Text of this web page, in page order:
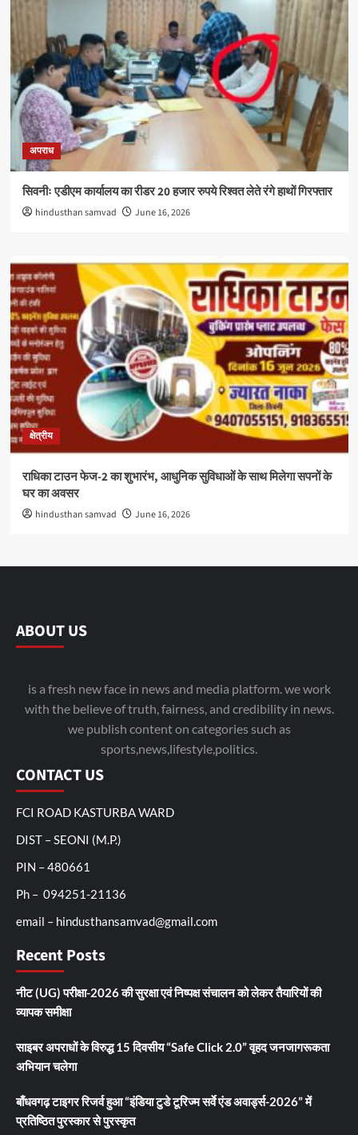
अपराध
सिवनीः एडीएम कार्यालय का रीडर 20 हजार रुपये रिश्वत लेते रंगे हाथों गिरफ्तार
hindusthan samvad June 16, 2026
क्षेत्रीय
राधिका टाउन फेज-2 का शुभारंभ, आधुनिक सुविधाओं के साथ मिलेगा सपनों के
घर का अवसर
hindusthan samvad June 16, 2026
ABOUT US
is a fresh new face in news and media platform. we work
with the believe of truth, fairness, and credibility in news.
we publish content on categories such as
sports,news,lifestyle,politics.
CONTACT US
FCI ROAD KASTURBA WARD
DIST – SEONI (M.P.)
PIN – 480661
Ph – 094251-21136
email – hindusthansamvad@gmail.com
Recent Posts
नीट (UG) परीक्षा-2026 की सुरक्षा एवं निष्पक्ष संचालन को लेकर तैयारियों की
व्यापक समीक्षा
साइबर अपराधों के विरुद्ध 15 दिवसीय “Safe Click 2.0” वृहद जनजागरूकता
अभियान चलेगा
बाँधवगढ़ टाइगर रिजर्व हुआ “इंडिया टुडे टूरिज्म सर्वे एंड अवार्ड्स-2026” में
प्रतिष्ठित पुरस्कार से पुरस्कृत